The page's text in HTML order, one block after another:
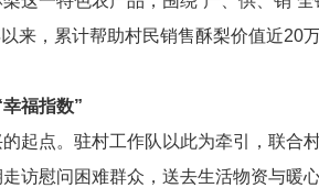
来，累计帮助村民销售酥梨价值近
福指数”
起点。驻村工作队以此为牵引，联
访慰问困难群众，送去生活物资与